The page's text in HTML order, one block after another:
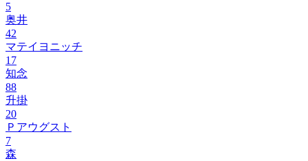
5
奥井
42
マテイヨニッチ
17
知念
88
升掛
20
Ｐアウグスト
7
森